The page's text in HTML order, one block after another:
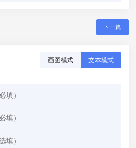
下一篇
画图模式 文本模式